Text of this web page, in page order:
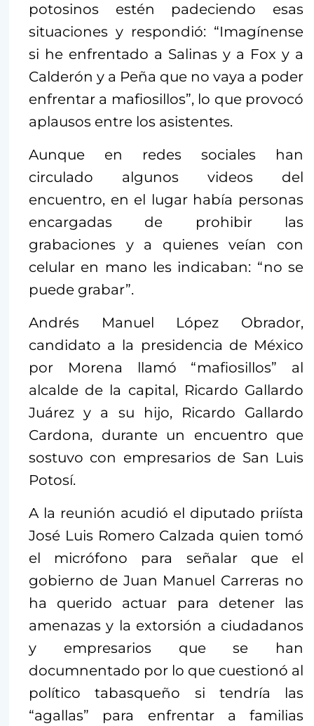
potosinos estén padeciendo esas
situaciones y respondió: “Imagínense
si he enfrentado a Salinas y a Fox y a
Calderón y a Peña que no vaya a poder
enfrentar a mafiosillos”, lo que provocó
aplausos entre los asistentes.
Aunque en redes sociales han
circulado algunos videos del
encuentro, en el lugar había personas
encargadas de prohibir las
grabaciones y a quienes veían con
celular en mano les indicaban: “no se
puede grabar”.
Andrés Manuel López Obrador,
candidato a la presidencia de México
por Morena llamó “mafiosillos” al
alcalde de la capital, Ricardo Gallardo
Juárez y a su hijo, Ricardo Gallardo
Cardona, durante un encuentro que
sostuvo con empresarios de San Luis
Potosí.
A la reunión acudió el diputado priísta
José Luis Romero Calzada quien tomó
el micrófono para señalar que el
gobierno de Juan Manuel Carreras no
ha querido actuar para detener las
amenazas y la extorsión a ciudadanos
y empresarios que se han
documnentado por lo que cuestionó al
político tabasqueño si tendría las
“agallas” para enfrentar a familias